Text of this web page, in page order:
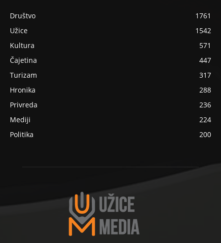
Društvo
1761
Užice
1542
Kultura
571
Čajetina
447
Turizam
317
Hronika
288
Privreda
236
Mediji
224
Politika
200